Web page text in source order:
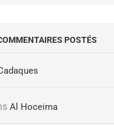
POSTÉS
Al Hoceima